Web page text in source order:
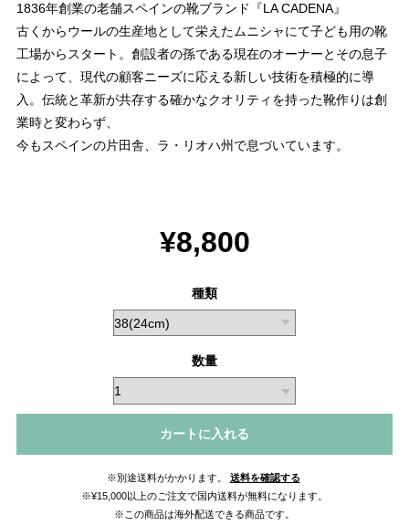
1836年創業の老舗スペインの靴ブランド『LA CADENA』
古くからウールの生産地として栄えたムニシャにて子ども用の靴
工場からスタート。創設者の孫である現在のオーナーとその息子
によって、現代の顧客ニーズに応える新しい技術を積極的に導
入。伝統と革新が共存する確かなクオリティを持った靴作りは創
業時と変わらず、
今もスペインの片田舎、ラ・リオハ州で息づいています。
¥8,800
種類
数量
カートに入れる
※別途送料がかかります。
送料を確認する
※¥15,000以上のご注文で国内送料が無料になります。
※この商品は海外配送できる商品です。